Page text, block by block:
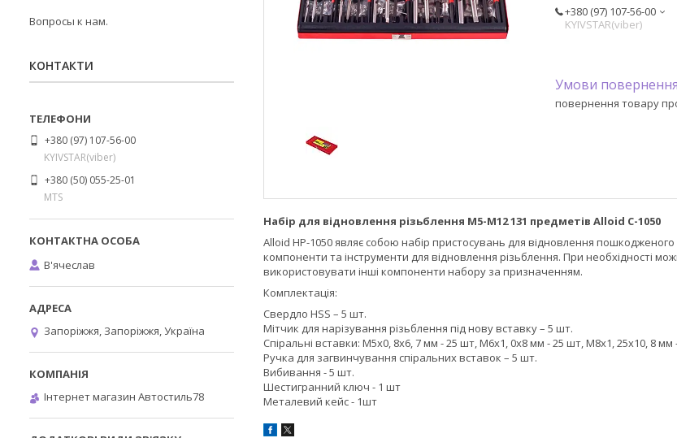
+380 (97) 107-56-00
KYIVSTAR(viber)
повернення товару
Набір для відновлення різьблення M5-M12 131 предметів Alloid C-1050
Alloid НР-1050 являє собою набір пристосувань для відновлення
компоненти та інструменти для відновлення різьблення. При необхідності
використовувати інші компоненти набору за призначенням.
Комплектація:
Свердло HSS – 5 шт.
Мітчик для нарізування різьблення під нову вставку – 5 шт.
Спіральні вставки: M5x0, 8x6, 7 мм - 25 шт, M6x1, 0x8 мм - 25 шт, M8x1, 25x10, 8
Ручка для загвинчування спіральних вставок – 5 шт.
Вибивання - 5 шт.
Шестигранний ключ - 1 шт
Металевий кейс - 1шт
Вопросы к нам.
КОНТАКТИ
+380 (97) 107-56-00
KYIVSTAR(viber)
+380 (50) 055-25-01
MTS
В'ячеслав
Запоріжжя, Запоріжжя, Україна
Інтернет магазин Автостиль78